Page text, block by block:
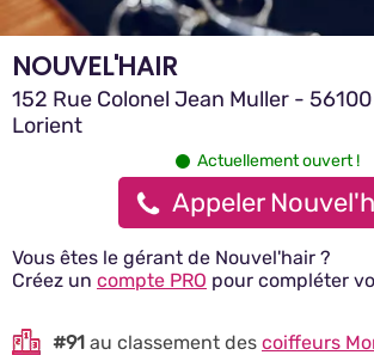
NOUVEL'HAIR
152 Rue Colonel Jean Muller - 56100
Lorient
Actuellement ouvert !
Appeler
Vous êtes le gérant de Nouvel'hair ?
Créez un compte PRO pour compléter
#91 au classement des coiffeurs